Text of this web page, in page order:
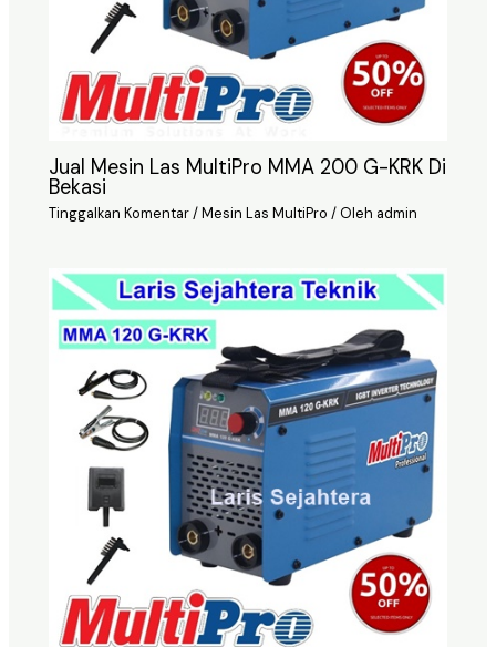
Jual Mesin Las MultiPro MMA 200 G-KRK Di
Bekasi
Tinggalkan Komentar/Mesin Las MultiPro / Oleh admin